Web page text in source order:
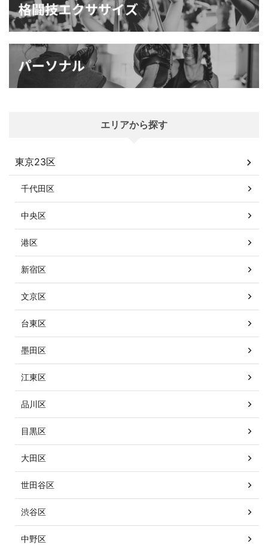
エリアから探す
東京23区
千代田区
中央区
港区
新宿区
文京区
台東区
墨田区
江東区
品川区
目黒区
大田区
世田谷区
渋谷区
中野区